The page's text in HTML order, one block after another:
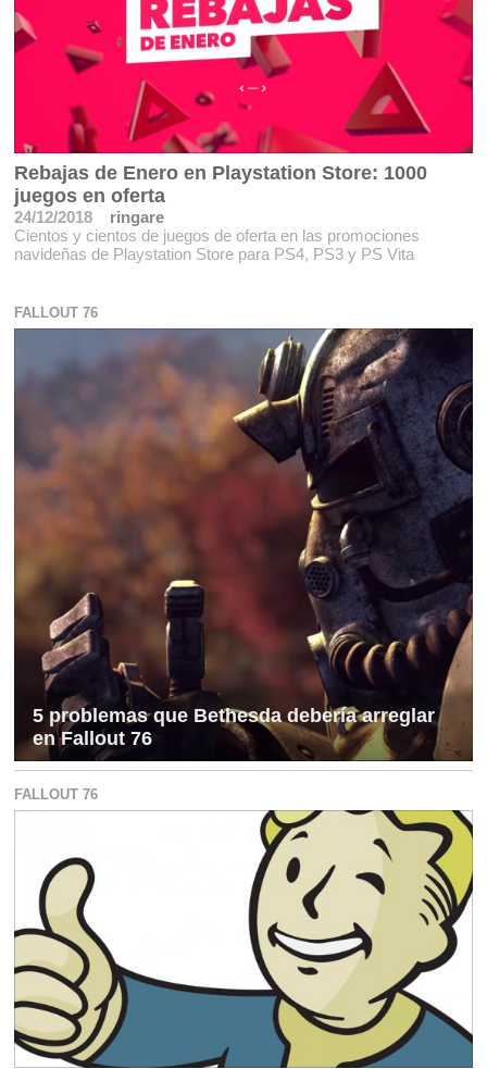
Rebajas de Enero en Playstation Store: 1000
juegos en oferta
24/12/2018
ringare
Cientos y cientos de juegos de oferta en las promociones
navideñas de Playstation Store para PS4, PS3 y PS Vita
FALLOUT 76
5 problemas que Bethesda debería arreglar
en Fallout 76
FALLOUT 76